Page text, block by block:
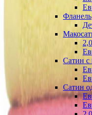
Фланель
Сатин с
Сатин